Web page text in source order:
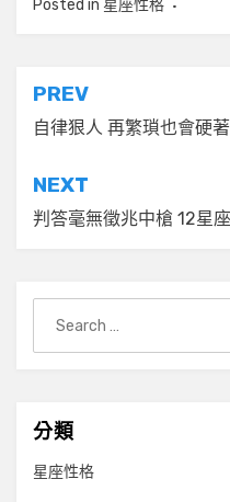
Posted in 星座性格
文
章
導
覽
PREV
自律狠人 再繁瑣也會硬
NEXT
判答毫無徵兆中槍 12星
for:
分類
星座性格